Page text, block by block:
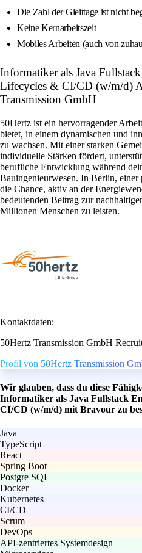
Die Zahl der Gleittage ist nicht
Keine Kernarbeitszeit
Mobiles Arbeiten (auch von
Informatiker als Java
Lifecycles & CI/CD (w/m/d)
Transmission GmbH
50Hertz ist ein hervorragender
bietet, in einem dynamischen und
zu wachsen. Mit einer starken
individuelle Stärken fördert,
berufliche Entwicklung während
Bauingenieurwesen. In Berlin, einer
die Chance, aktiv an der
bedeutenden Beitrag zur
Millionen Menschen zu leisten.
Kontaktdaten:
50Hertz Transmission GmbH
Profil von 50Hertz Transmission
Wir glauben, dass du diese
Informatiker als Java Fullstack
CI/CD (w/m/d) mit Bravour zu
Java
TypeScript
React
Spring Boot
Postgre SQL
Docker
Kubernetes
CI/CD
Scrum
DevOps
API-zentriertes Systemdesign